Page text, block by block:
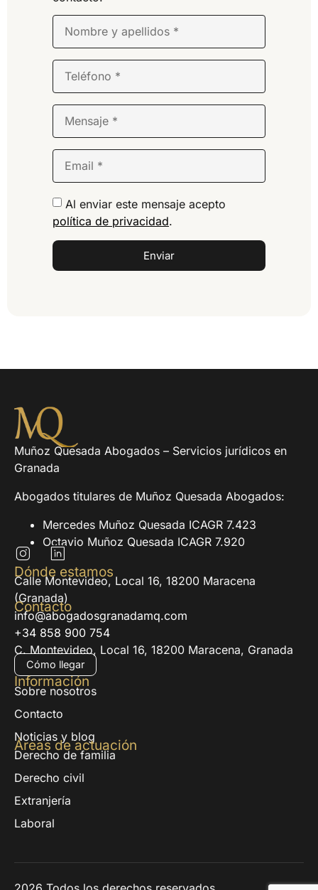
Al enviar este mensaje acepto
política de privacidad.
Enviar
Muñoz Quesada Abogados – Servicios jurídicos en
Granada
Abogados titulares de Muñoz Quesada Abogados:
Mercedes Muñoz Quesada ICAGR 7.423
Octavio Muñoz Quesada ICAGR 7.920
Dónde estamos
Calle Montevideo, Local 16, 18200 Maracena
(Granada)
Contacto
info@abogadosgranadamq.com
+34 858 900 754
C. Montevideo, Local 16, 18200 Maracena, Granada
Cómo llegar
Información
Sobre nosotros
Contacto
Noticias y blog
Áreas de actuación
Derecho de familia
Derecho civil
Extranjería
Laboral